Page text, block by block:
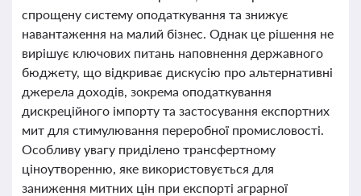
спрощену систему оподаткування та знижує
навантаження на малий бізнес. Однак це рішення не
вирішує ключових питань наповнення державного
бюджету, що відкриває дискусію про альтернативні
джерела доходів, зокрема оподаткування
дискреційного імпорту та застосування експортних
мит для стимулювання переробної промисловості.
Особливу увагу приділено трансфертному
ціноутворенню, яке використовується для
заниження митних цін при експорті аграрної